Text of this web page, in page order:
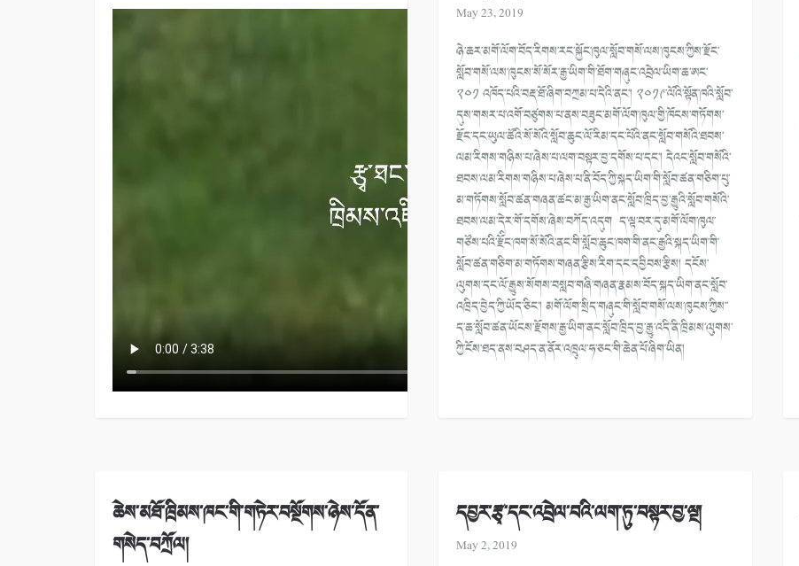
May 23, 2019
ཉེ་ཆར་མགོ་ལོག་བོད་རིགས་རང་སྐྱོང་ཁུལ་སློབ་གསོ་ལས་ཁུངས་ཀྱིས་རྫོང་
སློབ་གསོ་ལས་ཁུངས་སོ་སོར་རྒྱ་ཡིག་གི་ཐོག་གཞུང་འབྲེལ་ཡིག་ཆ་ཨང་
༢༠༡ འཁོད་པའི་བརྡ་ཐོ་ཞིག་བཀྲམ་པ་དེའི་ནང་། ༢༠༡༩་ལོའི་སྟོན་ཁའི་སློབ་
དུས་གསར་པ་འགོ་བཙུགས་པ་ནས་བཟུང་མགོ་ལོག་ཁུལ་གྱི་ཁོངས་གཏོགས་
རྫོང་དང་ཡུལ་ཚོའི་སོ་སོའི་སློབ་ཆུང་ལོ་རིམ་དང་པོའི་ནང་སློབ་གསོའི་ཐབས་
ལམ་རིགས་གཉིས་པ་ཞེས་པ་ལག་བསྟར་བྱ་དགོས་པ་དང་། དེའང་སློབ་གསོའི་
ཐབས་ལམ་རིགས་གཉིས་པ་ཞེས་པ་ནི་བོད་ཀྱི་སྐད་ཡིག་གི་སློབ་ཚན་གཅིག་པུ་
མ་གཏོགས་སློབ་ཚན་གཞན་ཚང་མ་རྒྱ་ཡིག་ནང་སློབ་ཁྲིད་བྱ་རྒྱུའི་སློབ་གསོའི་
ཐབས་ལམ་དེར་གོ་དགོས་ཞེས་བཀོད་འདུག ད་ལྟ་བར་དུ་མགོ་ལོག་ཁུལ་
གཙོས་པའི་རྫོིང་ཁག་སོ་སོའི་ནང་གི་སློབ་ཆུང་ཁག་གི་ནང་རྒྱའི་སྐད་ཡིག་གི་
སློབ་ཚན་གཅིག་མ་གཏོགས་གཞན་རྩིས་རིག་དང་དབྱིབས་རྩིས། དངོས་
ལུགས་དང་ལོ་རྒྱུས་སོགས་བསླབ་གཞི་གཞན་རྣམས་བོད་སྐད་ཡིག་ནང་སློབ་
འཁྲིད་བྱེད་ཀྱི་ཡོད་ཅིང་། མགོ་ལོག་སྲིད་གཞུང་གི་སློབ་གསོ་ལས་ཁུངས་ཀྱིས་་
ད་ཆ་སློབ་ཚན་ཡོངས་རྫོགས་རྒྱ་ཡིག་ནང་སློབ་ཁྲིད་བྱ་རྒྱུ་འདི་ནི་ཁྲིམས་ལུགས་
ཀྱི་ངོས་ཐད་ནས་བཤད་ན་ནོར་འཁྲུལ་ཧ་ཅང་གི་ཆེན་པོ་ཞིག་ཡིན།
ཆེས་མཐོ་ཁྲིམས་ཁང་གི་གཏེར་བསྔོགས་ཉེས་དོན་
གསེད་བཀྲོལ།
དབྱར་རྩྭ་དང་འབྲེལ་བའི་ལག་ཏུ་བསྟར་བྱ་ལྔ།
May 2, 2019